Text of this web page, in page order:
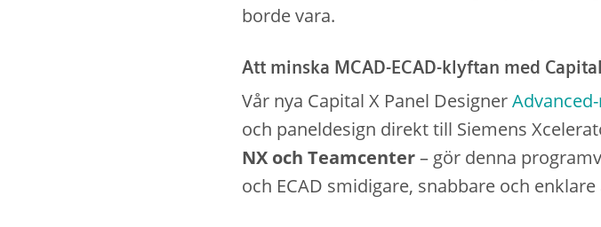
borde vara.
Att minska MCAD-ECAD-klyftan med
Vår nya Capital X Panel Designer
och paneldesign direkt till Siemens
NX och Teamcenter– gör denna
och ECAD smidigare, snabbare och